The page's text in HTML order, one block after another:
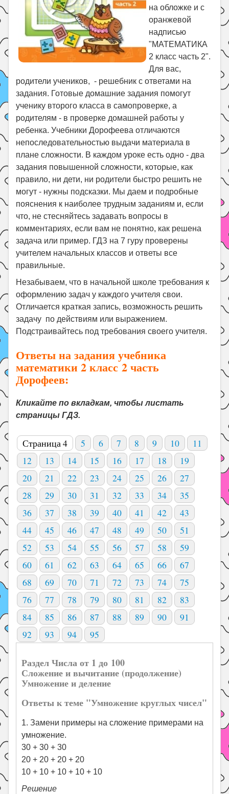
на обложке и с
оранжевой
надписью
"МАТЕМАТИКА
2 класс часть 2".
Для вас,
родители учеников, - решебник с ответами на
задания. Готовые домашние задания помогут
ученику второго класса в самопроверке, а
родителям - в проверке домашней работы у
ребенка. Учебники Дорофеева отличаются
непоследовательностью выдачи материала в
плане сложности. В каждом уроке есть одно - два
задания повышенной сложности, которые, как
правило, ни дети, ни родители быстро решить не
могут - нужны подсказки. Мы даем и подробные
пояснения к наиболее трудным заданиям и, если
что, не стесняйтесь задавать вопросы в
комментариях, если вам не понятно, как решена
задача или пример. ГДЗ на 7 гуру проверены
учителем начальных классов и ответы все
правильные.
Незабываем, что в начальной школе требования к
оформлению задач у каждого учителя свои.
Отличается краткая запись, возможность решить
задачу по действиям или выражением.
Подстраивайтесь под требования своего учителя.
Ответы на задания учебника
математики 2 класс 2 часть
Дорофеев:
Кликайте по вкладкам, чтобы листать
страницы ГДЗ.
Страница 4 5 6 7 8 9 10
11
12
13 14 15 16 17 18
19
20
21 22 23 24 25 26
27
28
29 30 31 32 33 34
35
36
37 38 39 40 41 42
43
44
45 46 47 48 49 50
51
52
53 54 55 56 57 58
59
60
61 62 63 64 65 66
67
68
69 70 71 72 73 74
75
76
77 78 79 80 81 82
83
84
85 86 87 88 89 90
91
92
93 94 95
Раздел Числа от 1 до 100
Сложение и вычитание (продолжение)
Умножение и деление
Ответы к теме "Умножение круглых чисел"
1. Замени примеры на сложение примерами на
умножение.
30 + 30 + 30
20 + 20 + 20 + 20
10 + 10 + 10 + 10 + 10
Решение